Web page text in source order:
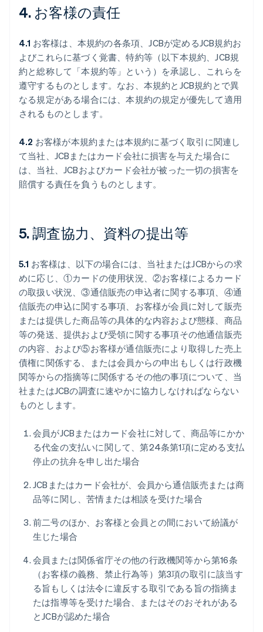
4. お客様の責任
4.1 お客様は、本規約の各条項、JCBが定めるJCB規約お
よびこれらに基づく覚書、特約等（以下本規約、JCB規
約と総称して「本規約等」という）を承認し、これらを
遵守するものとします。なお、本規約とJCB規約とで異
なる規定がある場合には、本規約の規定が優先して適用
されるものとします。
4.2 お客様が本規約または本規約に基づく取引に関連し
て当社、JCBまたはカード会社に損害を与えた場合に
は、当社、JCBおよびカード会社が被った一切の損害を
賠償する責任を負うものとします。
5. 調査協力、資料の提出等
5.1 お客様は、以下の場合には、当社またはJCBからの求
めに応じ、①カードの使用状況、②お客様によるカード
の取扱い状況、③通信販売の申込者に関する事項、④通
信販売の申込に関する事項、お客様が会員に対して販売
または提供した商品等の具体的な内容および態様、商品
等の発送、提供および受領に関する事項その他通信販売
の内容、および⑤お客様が通信販売により取得した売上
債権に関係する、または会員からの申出もしくは行政機
関等からの指摘等に関係するその他の事項について、当
社またはJCBの調査に速やかに協力しなければならない
ものとします。
会員がJCBまたはカード会社に対して、商品等にかか
る代金の支払いに関して、第24条第1項に定める支払
停止の抗弁を申し出た場合
JCBまたはカード会社が、会員から通信販売または商
品等に関し、苦情または相談を受けた場合
前二号のほか、お客様と会員との間において紛議が
生じた場合
会員または関係省庁その他の行政機関等から第16条
（お客様の義務、禁止行為等）第3項の取引に該当す
る旨もしくは法令に違反する取引である旨の指摘ま
たは指導等を受けた場合、またはそのおそれがある
とJCBが認めた場合